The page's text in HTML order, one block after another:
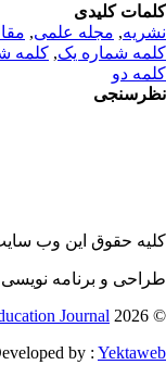
کلیدی
,مجله علمی,
شماره یک,کلمه
دو
حقوق این وب سایت
و برنامه نویسی :
©
Journal
by :